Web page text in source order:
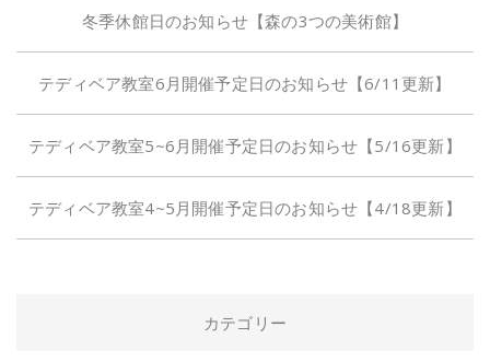
冬季休館日のお知らせ【森の3つの美術館】
テディベア教室6月開催予定日のお知らせ【6/11更新】
テディベア教室5~6月開催予定日のお知らせ【5/16更新】
テディベア教室4~5月開催予定日のお知らせ【4/18更新】
カテゴリー